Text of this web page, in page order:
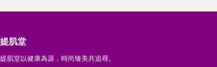
媞肌堂
媞肌堂以健康為源，時尚臻美共追尋。